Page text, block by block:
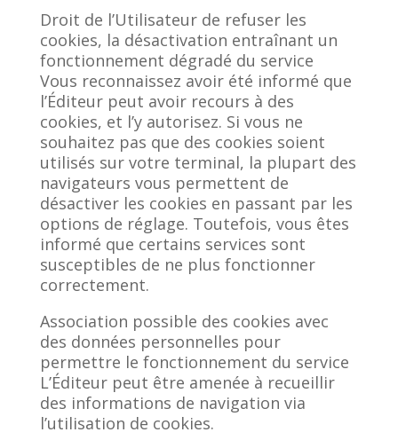
Droit de l’Utilisateur de refuser les
cookies, la désactivation entraînant un
fonctionnement dégradé du service
Vous reconnaissez avoir été informé que
l’Éditeur peut avoir recours à des
cookies, et l’y autorisez. Si vous ne
souhaitez pas que des cookies soient
utilisés sur votre terminal, la plupart des
navigateurs vous permettent de
désactiver les cookies en passant par les
options de réglage. Toutefois, vous êtes
informé que certains services sont
susceptibles de ne plus fonctionner
correctement.
Association possible des cookies avec
des données personnelles pour
permettre le fonctionnement du service
L’Éditeur peut être amenée à recueillir
des informations de navigation via
l’utilisation de cookies.